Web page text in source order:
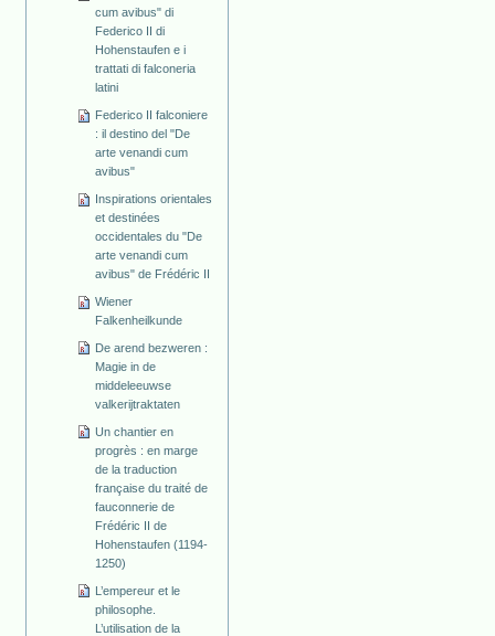
cum avibus" di
Federico II di
Hohenstaufen e i
trattati di falconeria
latini
Federico II falconiere
: il destino del "De
arte venandi cum
avibus"
Inspirations orientales
et destinées
occidentales du "De
arte venandi cum
avibus" de Frédéric II
Wiener
Falkenheilkunde
De arend bezweren :
Magie in de
middeleeuwse
valkerijtraktaten
Un chantier en
progrès : en marge
de la traduction
française du traité de
fauconnerie de
Frédéric II de
Hohenstaufen (1194-
1250)
L’empereur et le
philosophe.
L’utilisation de la